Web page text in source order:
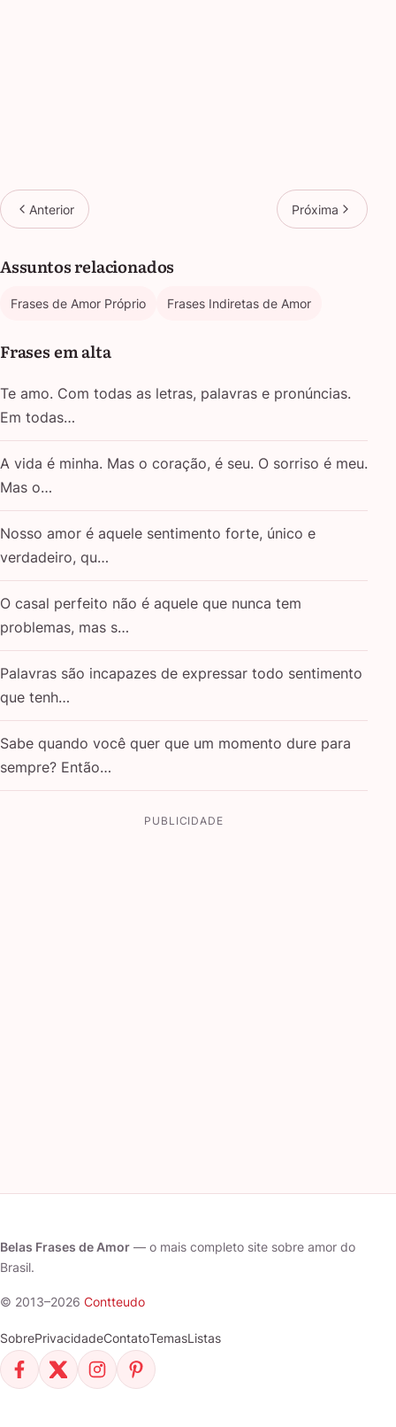
Anterior Próxima
Assuntos relacionados
Frases de Amor Próprio Frases Indiretas de Amor
Frases em alta
Te amo. Com todas as letras, palavras e pronúncias.
Em todas…
A vida é minha. Mas o coração, é seu. O sorriso é meu.
Mas o…
Nosso amor é aquele sentimento forte, único e
verdadeiro, qu…
O casal perfeito não é aquele que nunca tem
problemas, mas s…
Palavras são incapazes de expressar todo sentimento
que tenh…
Sabe quando você quer que um momento dure para
sempre? Então…
PUBLICIDADE
Belas Frases de Amor — o mais completo site sobre amor do
Brasil.
© 2013–2026 Contteudo
SobrePrivacidadeContatoTemasListas